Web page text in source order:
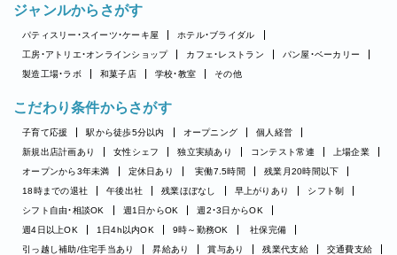
ジャンルからさがす
パティスリー・スイーツ・ケーキ屋
ホテル・ブライダル
工房・アトリエ・オンラインショップ
カフェ・レストラン
パン屋・ベーカリー
製造工場・ラボ
和菓子店 学校・教室 その他
こだわり条件からさがす
子育て応援 駅から徒歩5分以内 オープニング
個人経営
新規出店計画あり
女性シェフ 独立実績あり コンテスト常連
上場企業
オープンから3年未満
定休日あり 実働7.5時間
残業月20時間以下
18時までの退社
午後出社 残業ほぼなし 早上がりあり
シフト制
シフト自由・相談OK
週1日からOK
週2・3日からOK
週4日以上OK
1日4h以内OK 9時～勤務OK
社保完備
引っ越し補助/住宅手当あり
昇給あり 賞与あり 残業代支給
交通費支給